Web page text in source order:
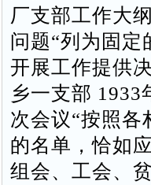
厂支部工作大
问题“列为固定
开展工作提供
乡一支部
次会议“按照
的名单，恰如
组会、工会、